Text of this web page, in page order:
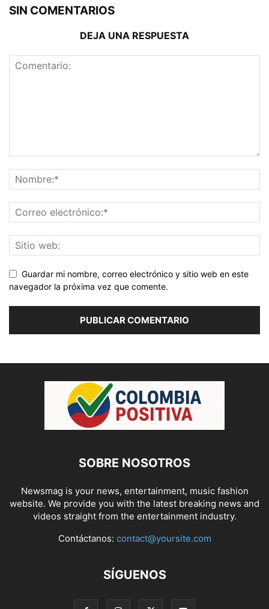
SIN COMENTARIOS
DEJA UNA RESPUESTA
Guardar mi nombre, correo electrónico y sitio web en este
navegador la próxima vez que comente.
SOBRE NOSOTROS
Newsmag is your news, entertainment, music fashion
website. We provide you with the latest breaking news and
videos straight from the entertainment industry.
Contáctanos: contact@yoursite.com
SÍGUENOS